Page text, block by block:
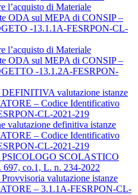
l’acquisto di Materiale
ODA sul MEPA di CONSIP –
-13.1.1A-FESRPON-CL-
l’acquisto di Materiale
ODA sul MEPA di CONSIP –
-13.1.2A-FESRPON-
DEFINITIVA valutazione istanze
– Codice Identificativo
CL-2021-219
valutazione definitiva istanze
– Codice Identificativo
CL-2021-219
PSICOLOGO SCOLASTICO
697, co.1, L. n. 234-2022
valutazione istanze
– 3.1.1A-FESRPON-CL-